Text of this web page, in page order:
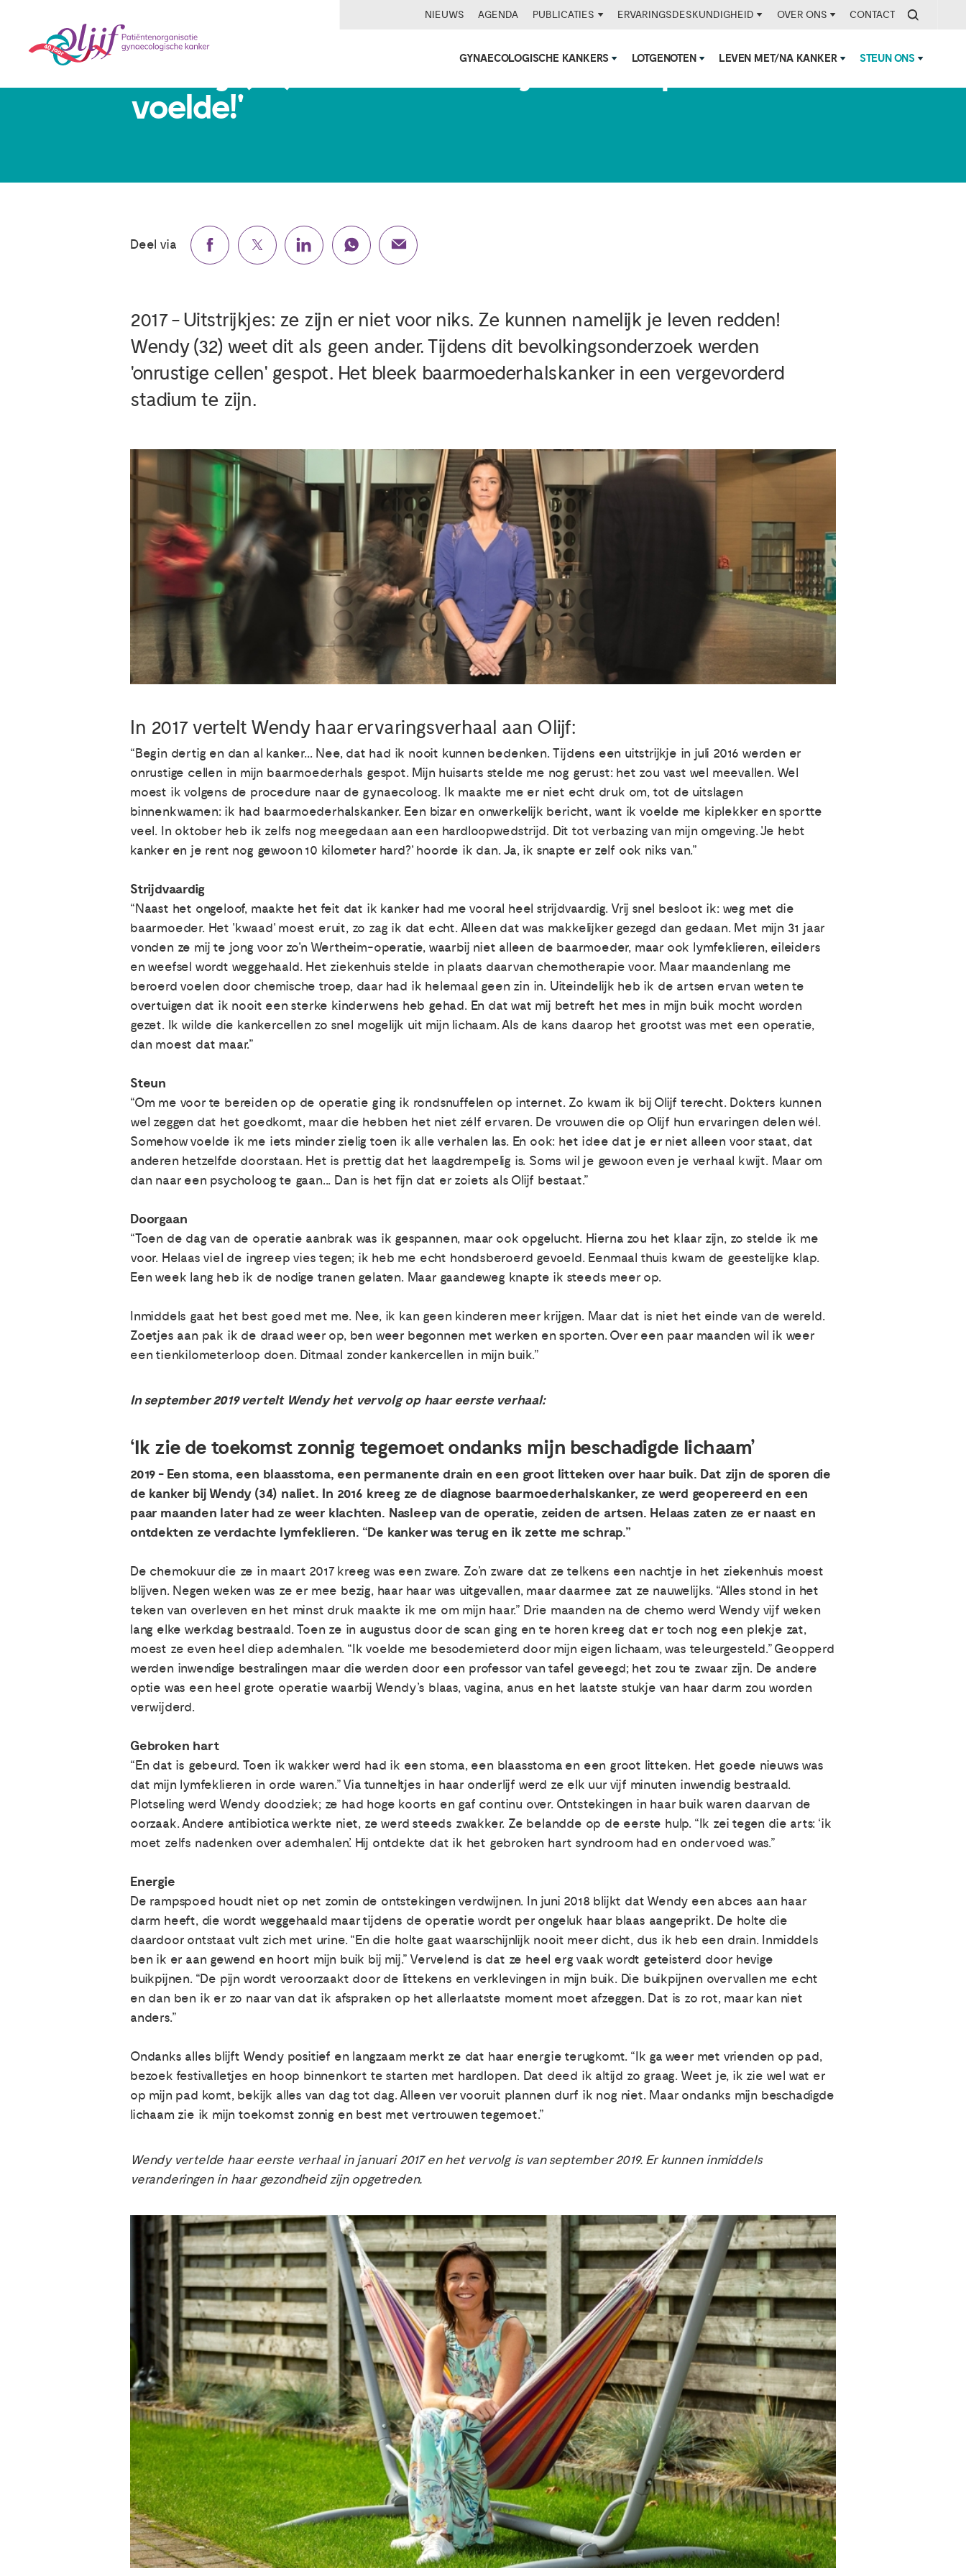
NIEUWS AGENDA PUBLICATIES ERVARINGSDESKUNDIGHEID OVER ONS CONTACT
GYNAECOLOGISCHE KANKERS LOTGENOTEN LEVEN MET/NA KANKER STEUN ONS
Wendy (32): 'Kanker... Terwijl ik me kiplekker
voelde!'
Deel via
2017 - Uitstrijkjes: ze zijn er niet voor niks. Ze kunnen namelijk je leven redden!
Wendy (32) weet dit als geen ander. Tijdens dit bevolkingsonderzoek werden
'onrustige cellen' gespot. Het bleek baarmoederhalskanker in een vergevorderd
stadium te zijn.
In 2017 vertelt Wendy haar ervaringsverhaal aan Olijf:
“Begin dertig en dan al kanker... Nee, dat had ik nooit kunnen bedenken. Tijdens een uitstrijkje in juli 2016 werden er
onrustige cellen in mijn baarmoederhals gespot. Mijn huisarts stelde me nog gerust: het zou vast wel meevallen. Wel
moest ik volgens de procedure naar de gynaecoloog. Ik maakte me er niet echt druk om, tot de uitslagen
binnenkwamen: ik had baarmoederhalskanker. Een bizar en onwerkelijk bericht, want ik voelde me kiplekker en sportte
veel. In oktober heb ik zelfs nog meegedaan aan een hardloopwedstrijd. Dit tot verbazing van mijn omgeving. 'Je hebt
kanker en je rent nog gewoon 10 kilometer hard?' hoorde ik dan. Ja, ik snapte er zelf ook niks van.”
Strijdvaardig
“Naast het ongeloof, maakte het feit dat ik kanker had me vooral heel strijdvaardig. Vrij snel besloot ik: weg met die
baarmoeder. Het 'kwaad' moest eruit, zo zag ik dat echt. Alleen dat was makkelijker gezegd dan gedaan. Met mijn 31 jaar
vonden ze mij te jong voor zo'n Wertheim-operatie, waarbij niet alleen de baarmoeder, maar ook lymfeklieren, eileiders
en weefsel wordt weggehaald. Het ziekenhuis stelde in plaats daarvan chemotherapie voor. Maar maandenlang me
beroerd voelen door chemische troep, daar had ik helemaal geen zin in. Uiteindelijk heb ik de artsen ervan weten te
overtuigen dat ik nooit een sterke kinderwens heb gehad. En dat wat mij betreft het mes in mijn buik mocht worden
gezet. Ik wilde die kankercellen zo snel mogelijk uit mijn lichaam. Als de kans daarop het grootst was met een operatie,
dan moest dat maar.”
Steun
“Om me voor te bereiden op de operatie ging ik rondsnuffelen op internet. Zo kwam ik bij Olijf terecht. Dokters kunnen
wel zeggen dat het goedkomt, maar die hebben het niet zélf ervaren. De vrouwen die op Olijf hun ervaringen delen wél.
Somehow voelde ik me iets minder zielig toen ik alle verhalen las. En ook: het idee dat je er niet alleen voor staat, dat
anderen hetzelfde doorstaan. Het is prettig dat het laagdrempelig is. Soms wil je gewoon even je verhaal kwijt. Maar om
dan naar een psycholoog te gaan... Dan is het fijn dat er zoiets als Olijf bestaat.”
Doorgaan
“Toen de dag van de operatie aanbrak was ik gespannen, maar ook opgelucht. Hierna zou het klaar zijn, zo stelde ik me
voor. Helaas viel de ingreep vies tegen; ik heb me echt hondsberoerd gevoeld. Eenmaal thuis kwam de geestelijke klap.
Een week lang heb ik de nodige tranen gelaten. Maar gaandeweg knapte ik steeds meer op.
Inmiddels gaat het best goed met me. Nee, ik kan geen kinderen meer krijgen. Maar dat is niet het einde van de wereld.
Zoetjes aan pak ik de draad weer op, ben weer begonnen met werken en sporten. Over een paar maanden wil ik weer
een tienkilometerloop doen. Ditmaal zonder kankercellen in mijn buik.”
In september 2019 vertelt Wendy het vervolg op haar eerste verhaal:
‘Ik zie de toekomst zonnig tegemoet ondanks mijn beschadigde lichaam’
2019 - Een stoma, een blaasstoma, een permanente drain en een groot litteken over haar buik. Dat zijn de sporen die
de kanker bij Wendy (34) naliet. In 2016 kreeg ze de diagnose baarmoederhalskanker, ze werd geopereerd en een
paar maanden later had ze weer klachten. Nasleep van de operatie, zeiden de artsen. Helaas zaten ze er naast en
ontdekten ze verdachte lymfeklieren. “De kanker was terug en ik zette me schrap.”
De chemokuur die ze in maart 2017 kreeg was een zware. Zo’n zware dat ze telkens een nachtje in het ziekenhuis moest
blijven. Negen weken was ze er mee bezig, haar haar was uitgevallen, maar daarmee zat ze nauwelijks. “Alles stond in het
teken van overleven en het minst druk maakte ik me om mijn haar.” Drie maanden na de chemo werd Wendy vijf weken
lang elke werkdag bestraald. Toen ze in augustus door de scan ging en te horen kreeg dat er toch nog een plekje zat,
moest ze even heel diep ademhalen. “Ik voelde me besodemieterd door mijn eigen lichaam, was teleurgesteld.” Geopperd
werden inwendige bestralingen maar die werden door een professor van tafel geveegd; het zou te zwaar zijn. De andere
optie was een heel grote operatie waarbij Wendy’s blaas, vagina, anus en het laatste stukje van haar darm zou worden
verwijderd.
Gebroken hart
“En dat is gebeurd. Toen ik wakker werd had ik een stoma, een blaasstoma en een groot litteken. Het goede nieuws was
dat mijn lymfeklieren in orde waren.” Via tunneltjes in haar onderlijf werd ze elk uur vijf minuten inwendig bestraald.
Plotseling werd Wendy doodziek; ze had hoge koorts en gaf continu over. Ontstekingen in haar buik waren daarvan de
oorzaak. Andere antibiotica werkte niet, ze werd steeds zwakker. Ze belandde op de eerste hulp. “Ik zei tegen die arts: ‘ik
moet zelfs nadenken over ademhalen’. Hij ontdekte dat ik het gebroken hart syndroom had en ondervoed was.”
Energie
De rampspoed houdt niet op net zomin de ontstekingen verdwijnen. In juni 2018 blijkt dat Wendy een abces aan haar
darm heeft, die wordt weggehaald maar tijdens de operatie wordt per ongeluk haar blaas aangeprikt. De holte die
daardoor ontstaat vult zich met urine. “En die holte gaat waarschijnlijk nooit meer dicht, dus ik heb een drain. Inmiddels
ben ik er aan gewend en hoort mijn buik bij mij.” Vervelend is dat ze heel erg vaak wordt geteisterd door hevige
buikpijnen. “De pijn wordt veroorzaakt door de littekens en verklevingen in mijn buik. Die buikpijnen overvallen me echt
en dan ben ik er zo naar van dat ik afspraken op het allerlaatste moment moet afzeggen. Dat is zo rot, maar kan niet
anders.”
Ondanks alles blijft Wendy positief en langzaam merkt ze dat haar energie terugkomt. “Ik ga weer met vrienden op pad,
bezoek festivalletjes en hoop binnenkort te starten met hardlopen. Dat deed ik altijd zo graag. Weet je, ik zie wel wat er
op mijn pad komt, bekijk alles van dag tot dag. Alleen ver vooruit plannen durf ik nog niet. Maar ondanks mijn beschadigde
lichaam zie ik mijn toekomst zonnig en best met vertrouwen tegemoet.”
Wendy vertelde haar eerste verhaal in januari 2017 en het vervolg is van september 2019. Er kunnen inmiddels
veranderingen in haar gezondheid zijn opgetreden.